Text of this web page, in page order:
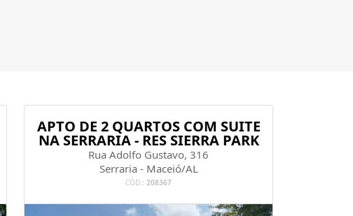
APTO DE 2 QUARTOS COM SUITE
NA SERRARIA - RES SIERRA PARK
Rua Adolfo Gustavo, 316
Serraria - Maceió/AL
CÓD.: 208367